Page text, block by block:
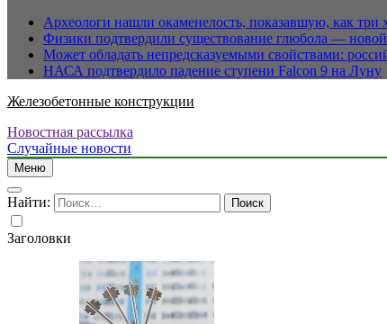
Археологи нашли окаменелость, показавшую, как три
Физики подтвердили существование глюбола —
Может обладать непредсказуемыми свойствами:
НАСА подтвердило падение ступени Falcon 9 на Луну
Железобетонные конструкции
Новостная рассылка
Случайные новости
Меню
Найти:
Заголовки